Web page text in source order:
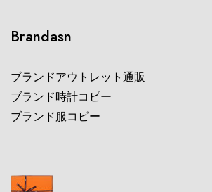
Brandasn
ブランドアウトレット通販
ブランド時計コピー
ブランド服コピー